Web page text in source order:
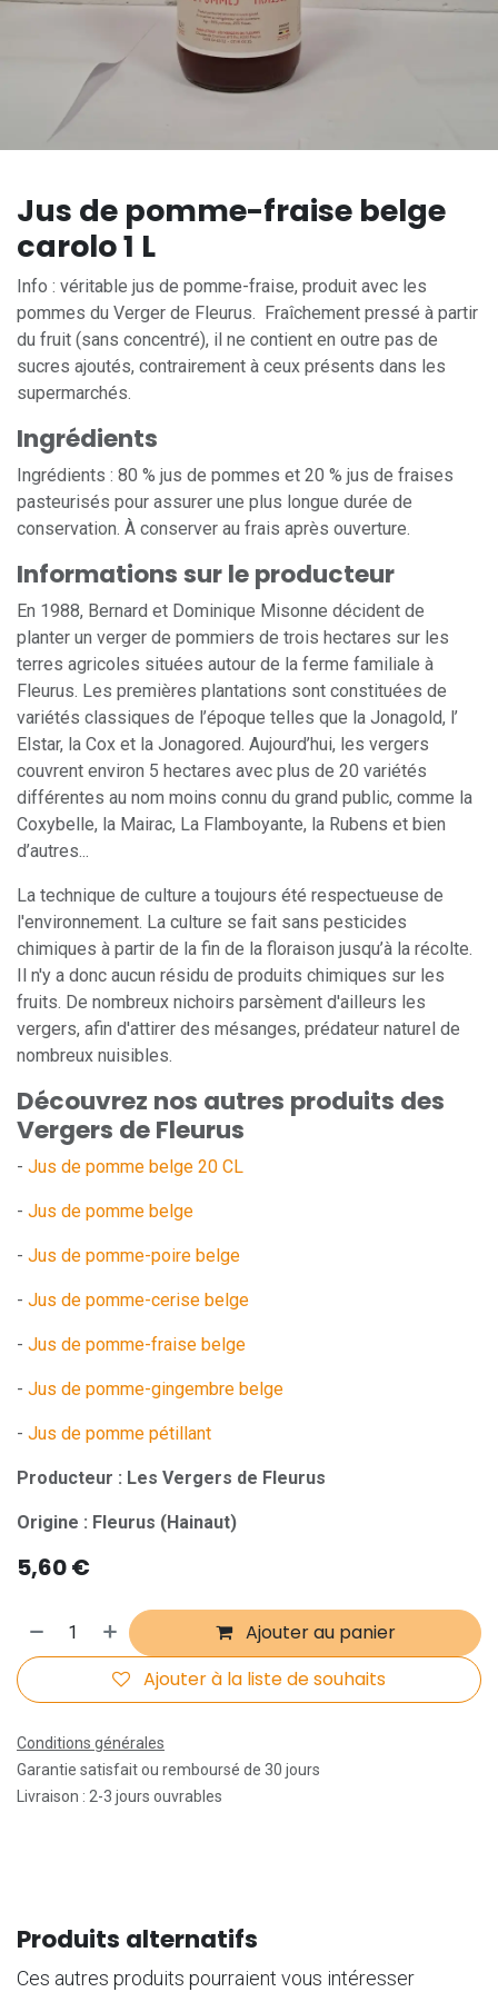
Jus de pomme-fraise belge
carolo 1 L
Info : véritable jus de pomme-fraise, produit avec les
pommes du Verger de Fleurus. Fraîchement pressé à partir
du fruit (sans concentré), il ne contient en outre pas de
sucres ajoutés, contrairement à ceux présents dans les
supermarchés.
Ingrédients
Ingrédients : 80 % jus de pommes et 20 % jus de fraises
pasteurisés pour assurer une plus longue durée de
conservation. À conserver au frais après ouverture.
Informations sur le producteur
En 1988, Bernard et Dominique Misonne décident de
planter un verger de pommiers de trois hectares sur les
terres agricoles situées autour de la ferme familiale à
Fleurus. Les premières plantations sont constituées de
variétés classiques de l’époque telles que la Jonagold, l’
Elstar, la Cox et la Jonagored. Aujourd’hui, les vergers
couvrent environ 5 hectares avec plus de 20 variétés
différentes au nom moins connu du grand public, comme la
Coxybelle, la Mairac, La Flamboyante, la Rubens et bien
d’autres...
La technique de culture a toujours été respectueuse de
l'environnement. La culture se fait sans pesticides
chimiques à partir de la fin de la floraison jusqu’à la récolte.
Il n'y a donc aucun résidu de produits chimiques sur les
fruits. De nombreux nichoirs parsèment d'ailleurs les
vergers, afin d'attirer des mésanges, prédateur naturel de
nombreux nuisibles.
Découvrez nos autres produits des
Vergers de Fleurus
- Jus de pomme belge 20 CL
- Jus de pomme belge
- Jus de pomme-poire belge
- Jus de pomme-cerise belge
- Jus de pomme-fraise belge
- Jus de pomme-gingembre belge
- Jus de pomme pétillant
Producteur : Les Vergers de Fleurus
Origine : Fleurus (Hainaut)
5,60€
Ajouter au panier
Ajouter à la liste de souhaits
Conditions générales
Garantie satisfait ou remboursé de 30 jours
Livraison : 2-3 jours ouvrables
Produits alternatifs
Ces autres produits pourraient vous intéresser